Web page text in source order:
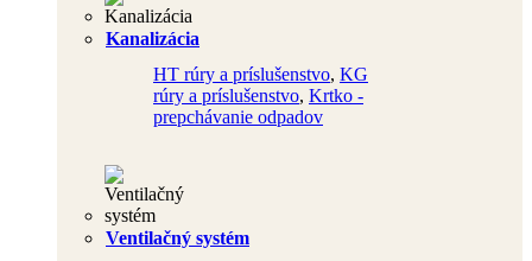
Kanalizácia
HT rúry a príslušenstvo, KG
rúry a príslušenstvo, Krtko -
prepchávanie odpadov
Ventilačný systém